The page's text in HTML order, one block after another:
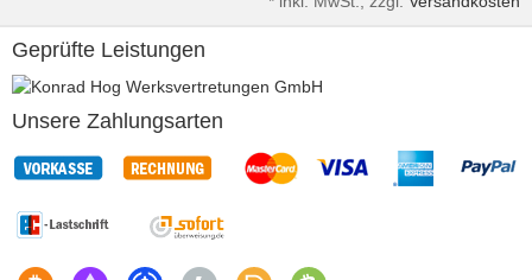
Geprüfte Leistungen
Unsere Zahlungsarten